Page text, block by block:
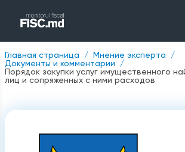
Главная страница
Мнение эксперта
Документы и комментарии
Порядок закупки услуг имущественного
лиц и сопряженных с ними расходов